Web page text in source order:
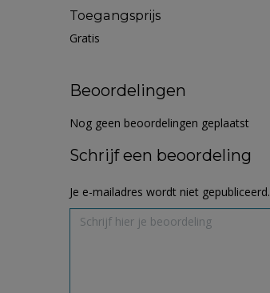
Toegangsprijs
Gratis
Beoordelingen
Nog geen beoordelingen geplaatst
Schrijf een beoordeling
Je e-mailadres wordt niet gepubliceerd.